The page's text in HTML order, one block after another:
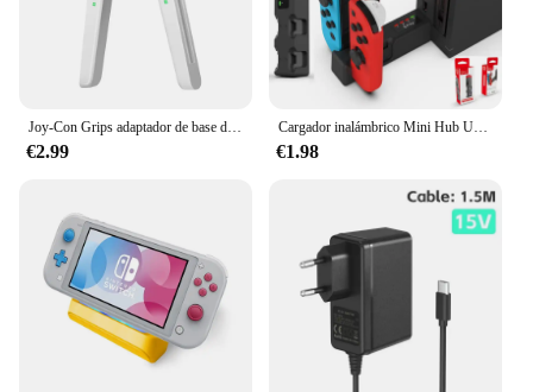
€2.99
Cargador inalámbrico Mini Hub USB portátil, soporte de estación Base de carga para Nintendo Switch, Joycon, accesorios de controlador NS
€1.98